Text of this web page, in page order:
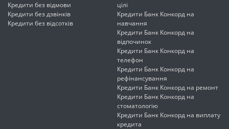
Кредити без відмови
Кредити без дзвінків
Кредити без відсотків
цілі
Кредити Банк Конкорд на
навчання
Кредити Банк Конкорд на
відпочинок
Кредити Банк Конкорд на
телефон
Кредити Банк Конкорд на
рефінансування
Кредити Банк Конкорд на ремонт
Кредити Банк Конкорд на
стоматологію
Кредити Банк Конкорд на виплату
кредита